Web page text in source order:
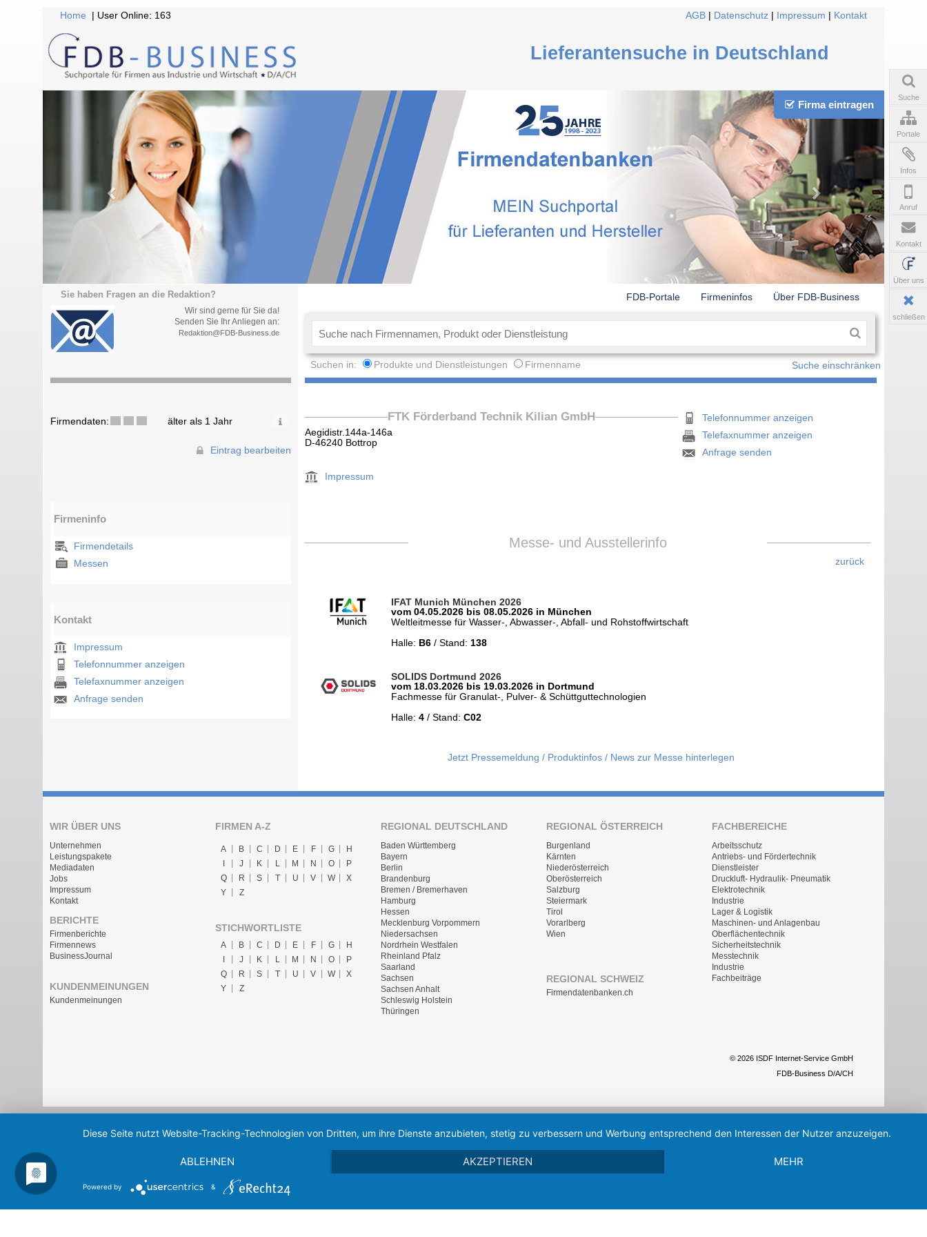
Home | User Online: 163 AGB Datenschutz Impressum Kontakt
Lieferantensuche in Deutschland
Firma eintragen
Sie haben Fragen an die Redaktion?
Wir sind gerne für Sie da!
Senden Sie Ihr Anliegen an:
Redaktion@FDB-Business.de
FDB-Portale Firmeninfos Über FDB-Business
Suchen in: Produkte und Dienstleistungen Firmenname Suche einschränken
Firmendaten: älter als 1 Jahr
Eintrag bearbeiten
Firmeninfo
Firmendetails
Messen
Kontakt
Impressum
Telefonnummer anzeigen
Telefaxnummer anzeigen
Anfrage senden
FTK Förderband Technik Kilian GmbH
Aegidistr.144a-146a
D-46240 Bottrop
Impressum
Telefonnummer anzeigen
Telefaxnummer anzeigen
Anfrage senden
Messe- und Ausstellerinfo
zurück
IFAT Munich München 2026
vom 04.05.2026 bis 08.05.2026 in München
Weltleitmesse für Wasser-, Abwasser-, Abfall- und Rohstoffwirtschaft
Halle: B6/ Stand: 138
SOLIDS Dortmund 2026
vom 18.03.2026 bis 19.03.2026 in Dortmund
Fachmesse für Granulat-, Pulver- & Schüttguttechnologien
Halle: 4/ Stand: C02
Jetzt Pressemeldung / Produktinfos / News zur Messe hinterlegen
WIR ÜBER UNS
Unternehmen
Leistungspakete
Mediadaten
Jobs
Impressum
Kontakt
BERICHTE
Firmenberichte
Firmennews
BusinessJournal
KUNDENMEINUNGEN
Kundenmeinungen
FIRMEN A-Z
A B C D E F G
H
J K L M N O
P
Q
R S T U V W
X
Y
Z
STICHWORTLISTE
A B C D E F G
H
I
J K L M N O
P
Q
R S T U V W
X
Y
Z
REGIONAL DEUTSCHLAND
Baden Württemberg
Bayern
Berlin
Brandenburg
Bremen / Bremerhaven
Hamburg
Hessen
Mecklenburg Vorpommern
Niedersachsen
Nordrhein Westfalen
Rheinland Pfalz
Saarland
Sachsen
Sachsen Anhalt
Schleswig Holstein
Thüringen
REGIONAL ÖSTERREICH
Burgenland
Kärnten
Niederösterreich
Oberösterreich
Salzburg
Steiermark
Tirol
Vorarlberg
Wien
REGIONAL SCHWEIZ
Firmendatenbanken.ch
FACHBEREICHE
Arbeitsschutz
Antriebs- und Fördertechnik
Dienstleister
Druckluft- Hydraulik- Pneumatik
Elektrotechnik
Industrie
Lager & Logistik
Maschinen- und Anlagenbau
Oberflächentechnik
Sicherheitstechnik
Messtechnik
Industrie
Fachbeiträge
© 2026 ISDF Internet-Service GmbH
FDB-Business D/A/CH
Suche
Portale
Infos
Anruf
Kontakt
Über uns
schließen
Diese Seite nutzt Website-Tracking-Technologien von Dritten, um ihre Dienste anzubieten, stetig zu verbessern und Werbung entsprechend den Interessen der Nutzer anzuzeigen.
ABLEHNEN AKZEPTIEREN MEHR
Powered by &